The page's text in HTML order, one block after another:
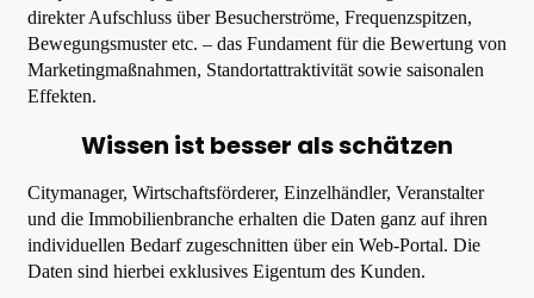
direkter Aufschluss über Besucherströme, Frequenzspitzen,
Bewegungsmuster etc. – das Fundament für die Bewertung von
Marketingmaßnahmen, Standortattraktivität sowie saisonalen
Effekten.
Wissen ist besser als schätzen
Citymanager, Wirtschaftsförderer, Einzelhändler, Veranstalter
und die Immobilienbranche erhalten die Daten ganz auf ihren
individuellen Bedarf zugeschnitten über ein Web-Portal. Die
Daten sind hierbei exklusives Eigentum des Kunden.